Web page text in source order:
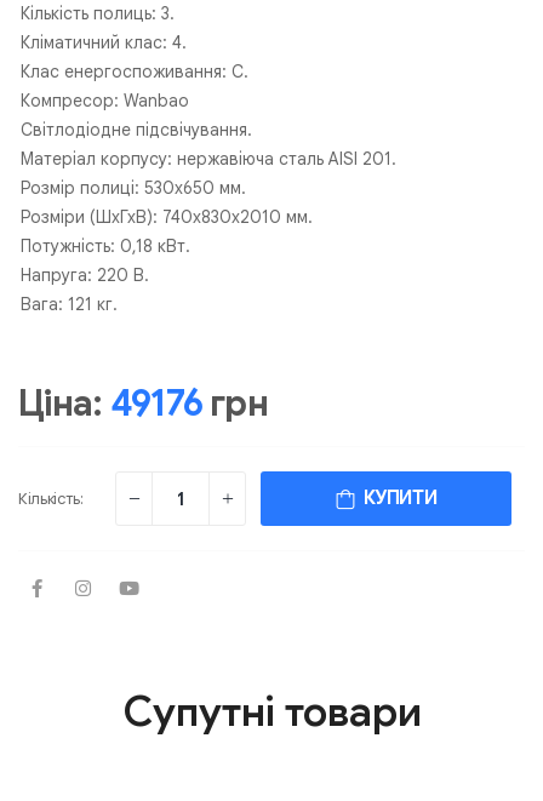
Кількість полиць: 3.
Кліматичний клас: 4.
Клас енергоспоживання: С.
Компресор: Wanbao
Світлодіодне підсвічування.
Матеріал корпусу: нержавіюча сталь AISI 201.
Розмір полиці: 530х650 мм.
Розміри (ШхГхВ): 740х830х2010 мм.
Потужність: 0,18 кВт.
Напруга: 220 В.
Вага: 121 кг.
Ціна: 49176грн
Кількість: КУПИТИ
Супутні товари